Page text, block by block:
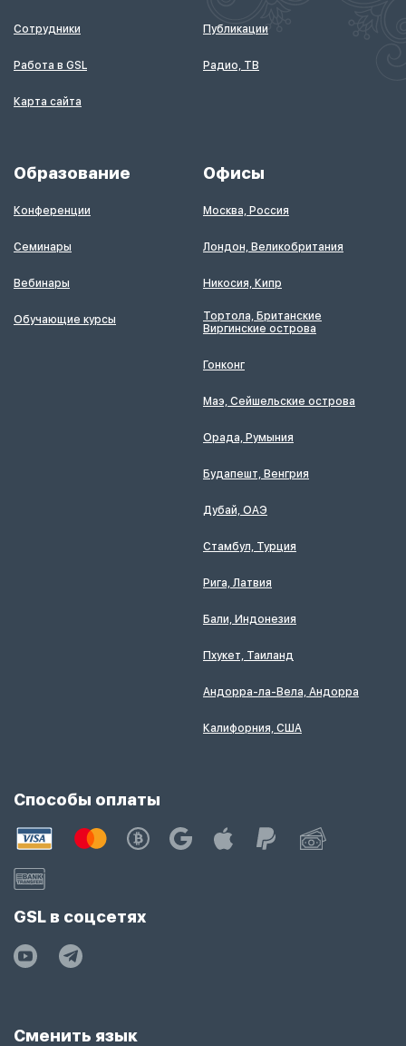
Сотрудники
Работа в GSL
Карта сайта
Публикации
Радио, ТВ
Образование
Конференции
Семинары
Вебинары
Обучающие курсы
Офисы
Москва, Россия
Лондон, Великобритания
Никосия, Кипр
Тортола, Британские
Виргинские острова
Гонконг
Маэ, Сейшельские острова
Орада, Румыния
Будапешт, Венгрия
Дубай, ОАЭ
Стамбул, Турция
Рига, Латвия
Бали, Индонезия
Пхукет, Таиланд
Андорра-ла-Вела, Андорра
Калифорния, США
Способы оплаты
GSL в соцсетях
Сменить язык